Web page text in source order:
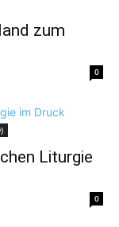
zum
0
Liturgie
0